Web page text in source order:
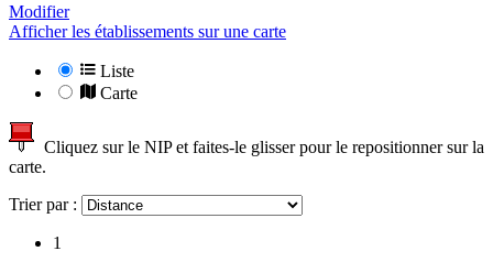
Modifier
Afficher les établissements sur une carte
Liste
Carte
Cliquez sur le NIP et faites-le glisser pour le repositionner sur la
carte.
Trier par :
1